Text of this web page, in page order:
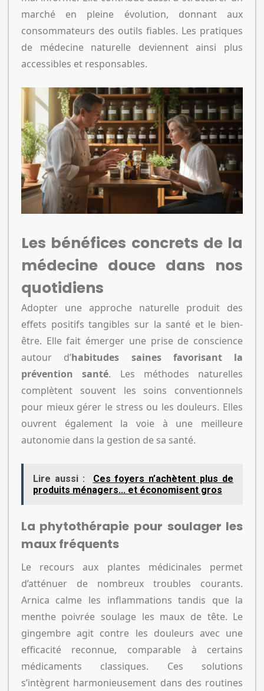
marché en pleine évolution, donnant aux
consommateurs des outils fiables. Les pratiques
de médecine naturelle deviennent ainsi plus
accessibles et responsables.
Les bénéfices concrets de la
médecine douce dans nos
quotidiens
Adopter une approche naturelle produit des
effets positifs tangibles sur la santé et le bien-
être. Elle fait émerger une prise de conscience
autour d’habitudes saines favorisant la
prévention santé. Les méthodes naturelles
complètent souvent les soins conventionnels
pour mieux gérer le stress ou les douleurs. Elles
ouvrent également la voie à une meilleure
autonomie dans la gestion de sa santé.
Lire aussi :
Ces foyers n’achètent plus de
produits ménagers... et économisent gros
La phytothérapie pour soulager les
maux fréquents
Le recours aux plantes médicinales permet
d’atténuer de nombreux troubles courants.
Arnica calme les inflammations tandis que la
menthe poivrée soulage les maux de tête. Le
gingembre agit contre les douleurs avec une
efficacité reconnue, comparable à certains
médicaments classiques. Ces solutions
s’intègrent harmonieusement dans des routines